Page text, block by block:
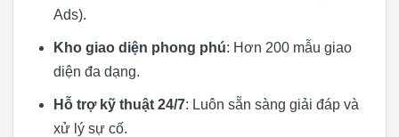
Ads).
Kho giao diện phong phú: Hơn 200 mẫu giao
diện đa dạng.
Hỗ trợ kỹ thuật 24/7: Luôn sẵn sàng giải đáp và
xử lý sự cố.